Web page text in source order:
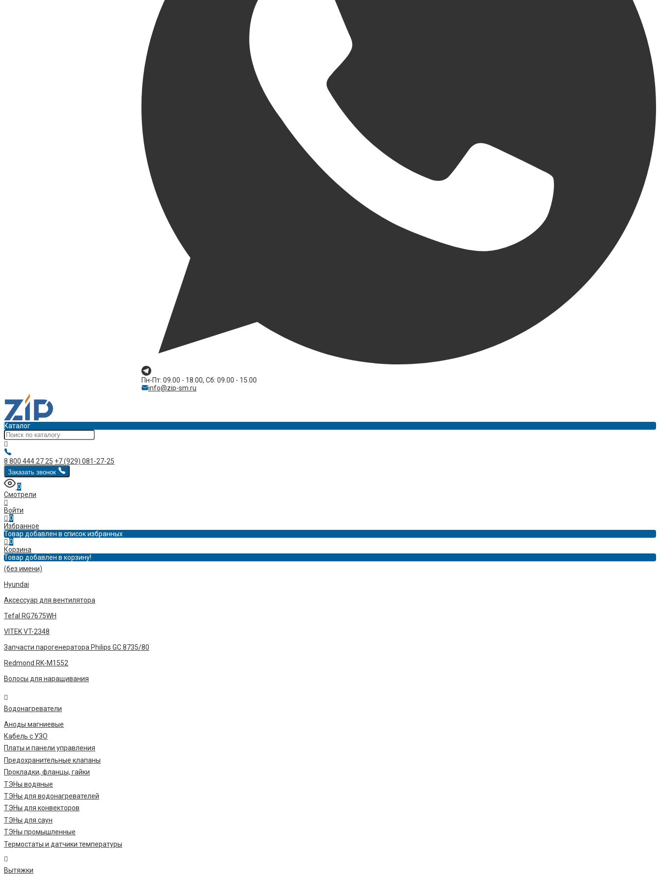
Пн-Пт: 09.00 - 18.00, Сб: 09.00 - 15.00
info@zip-sm.ru
Каталог
8 800 444 27 25 +7 (929) 081-27-25
Заказать звонок
0
Смотрели
Войти
0
Избранное
Товар добавлен в список избранных
0
Корзина
Товар добавлен в корзину!
(без имени)
Hyundai
Аксессуар для вентилятора
Tefal RG7675WH
VITEK VT-2348
Запчасти парогенератора Philips GC 8735/80
Redmond RK-M1552
Волосы для наращивания
Водонагреватели
Аноды магниевые
Кабель с УЗО
Платы и панели управления
Предохранительные клапаны
Прокладки, фланцы, гайки
ТЭНы водяные
ТЭНы для водонагревателей
ТЭНы для конвекторов
ТЭНы для саун
ТЭНы промышленные
Термостаты и датчики температуры
Вытяжки